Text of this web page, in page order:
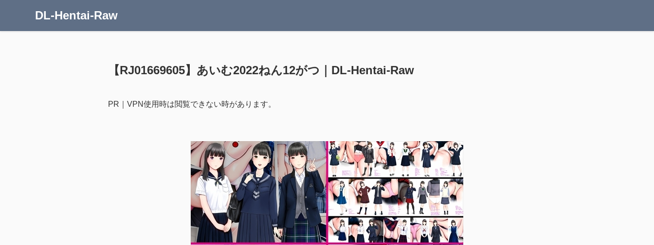
DL-Hentai-Raw
【RJ01669605】あいむ2022ねん12がつ｜DL-Hentai-Raw
PR｜VPN使用時は閲覧できない時があります。